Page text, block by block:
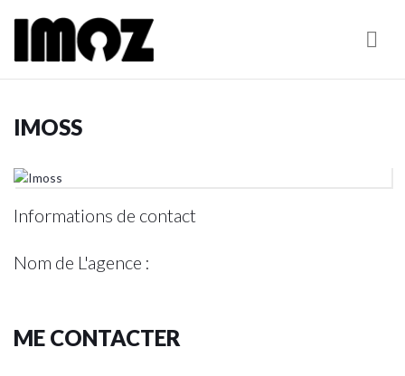
IMOSS
Informations de contact
Nom de L'agence :
ME CONTACTER